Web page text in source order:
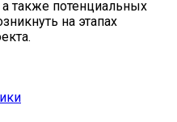
также потенциальных
на этапах